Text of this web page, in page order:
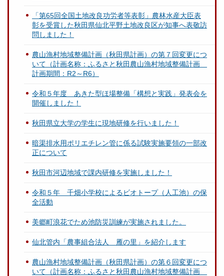
「第65回全国土地改良功労者等表彰」農林水産大臣表
彰を受賞した秋田県仙北平野土地改良区が知事へ表敬訪
問しました！
農山漁村地域整備計画（秋田県計画）の第７回変更につ
いて（計画名称：ふるさと秋田農山漁村地域整備計画
計画期間：R2～R6）
令和５年度 あきた型ほ場整備「構想と実践」発表会を
開催しました！
秋田県立大学の学生に現地研修を行いました！
暗渠排水用ポリエチレン管に係る試験実施要領の一部改
正について
秋田市河辺地域で課内研修を実施しました！
令和５年 千畑小学校によるビオトープ（人工池）の保
全活動
美郷町浪花でため池防災訓練が実施されました。
仙北管内「農事組合法人 雁の里」を紹介します
農山漁村地域整備計画（秋田県計画）の第６回変更につ
いて（計画名称：ふるさと秋田農山漁村地域整備計画